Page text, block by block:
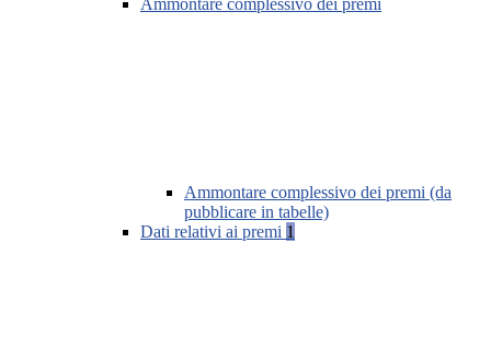
Ammontare complessivo dei premi
Ammontare complessivo dei premi (da
pubblicare in tabelle)
Dati relativi ai premi 1